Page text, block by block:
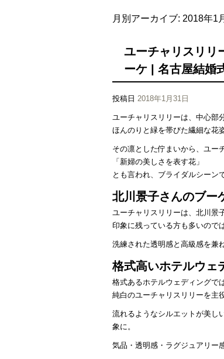
月別アーカイブ: 2018年1
ユーチャリスリリ
ーケ | 名古屋結婚
投稿日 2018年1月31日
ユーチャリスリリーは、中心部
ほんのりと緑を帯びた繊細な花
その凛とした佇まいから、ユー
「新婦の美しさを表す花」
とも言われ、ブライダルシーン
北川景子さんのブー
ユーチャリスリリーは、 北川景
印象に残っている方も多いので
洗練された透明感と高級感を兼
格式高いホテルウェ
格式あるホテルウェディングで
純白のユーチャリスリリーを主
流れるようなシルエットが美し
象に。
気品・透明感・ラグジュアリー